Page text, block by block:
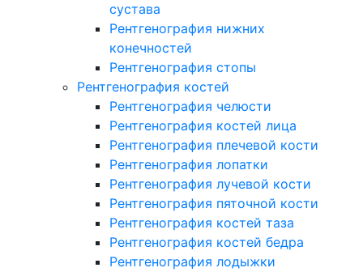
сустава
Рентгенография нижних
конечностей
Рентгенография стопы
Рентгенография костей
Рентгенография челюсти
Рентгенография костей лица
Рентгенография плечевой кости
Рентгенография лопатки
Рентгенография лучевой кости
Рентгенография пяточной кости
Рентгенография костей таза
Рентгенография костей бедра
Рентгенография лодыжки